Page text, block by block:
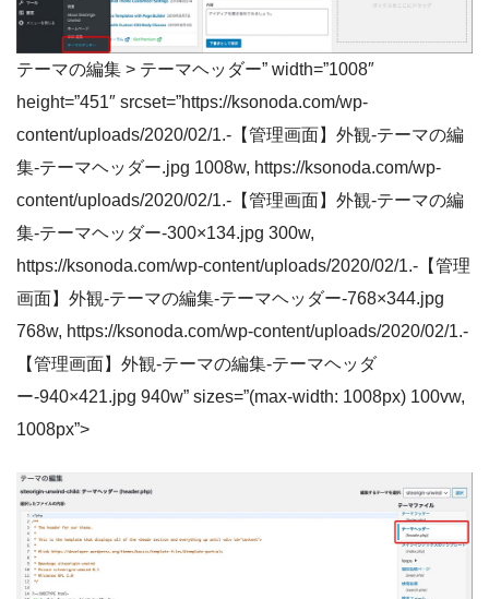
テーマの編集 > テーマヘッダー” width=”1008″
height=”451″ srcset=”https://ksonoda.com/wp-
content/uploads/2020/02/1.-【管理画面】外観-テーマの編
集-テーマヘッダー.jpg 1008w, https://ksonoda.com/wp-
content/uploads/2020/02/1.-【管理画面】外観-テーマの編
集-テーマヘッダー-300×134.jpg 300w,
https://ksonoda.com/wp-content/uploads/2020/02/1.-【管理
画面】外観-テーマの編集-テーマヘッダー-768×344.jpg
768w, https://ksonoda.com/wp-content/uploads/2020/02/1.-
【管理画面】外観-テーマの編集-テーマヘッダ
ー-940×421.jpg 940w” sizes=”(max-width: 1008px) 100vw,
1008px”>